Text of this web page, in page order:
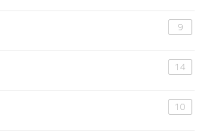
9
14
10